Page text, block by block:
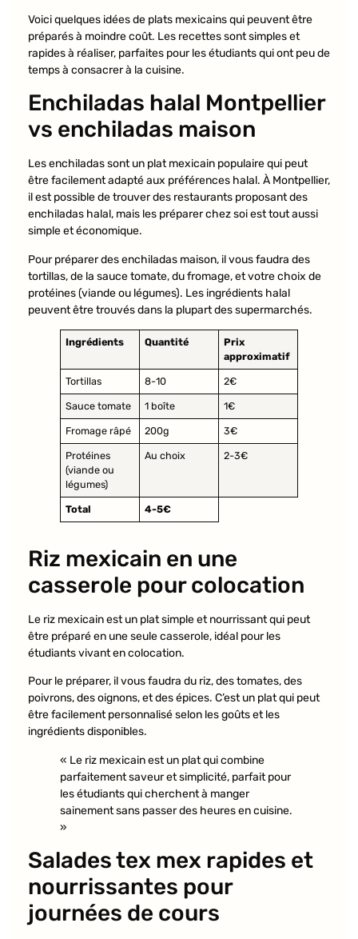
Voici quelques idées de plats mexicains qui peuvent être
préparés à moindre coût. Les recettes sont simples et
rapides à réaliser, parfaites pour les étudiants qui ont peu de
temps à consacrer à la cuisine.
Enchiladas halal Montpellier
vs enchiladas maison
Les enchiladas sont un plat mexicain populaire qui peut
être facilement adapté aux préférences halal. À Montpellier,
il est possible de trouver des restaurants proposant des
enchiladas halal, mais les préparer chez soi est tout aussi
simple et économique.
Pour préparer des enchiladas maison, il vous faudra des
tortillas, de la sauce tomate, du fromage, et votre choix de
protéines (viande ou légumes). Les ingrédients halal
peuvent être trouvés dans la plupart des supermarchés.
Ingrédients Quantité
Prix
approximatif
Tortillas 8-10 2€
Sauce tomate 1 boîte 1€
Fromage râpé 200g 3€
Protéines
(viande ou
légumes)
Au choix 2-3€
Total 4-5€
Riz mexicain en une
casserole pour colocation
Le riz mexicain est un plat simple et nourrissant qui peut
être préparé en une seule casserole, idéal pour les
étudiants vivant en colocation.
Pour le préparer, il vous faudra du riz, des tomates, des
poivrons, des oignons, et des épices. C’est un plat qui peut
être facilement personnalisé selon les goûts et les
ingrédients disponibles.
« Le riz mexicain est un plat qui combine
parfaitement saveur et simplicité, parfait pour
les étudiants qui cherchent à manger
sainement sans passer des heures en cuisine.
»
Salades tex mex rapides et
nourrissantes pour
journées de cours